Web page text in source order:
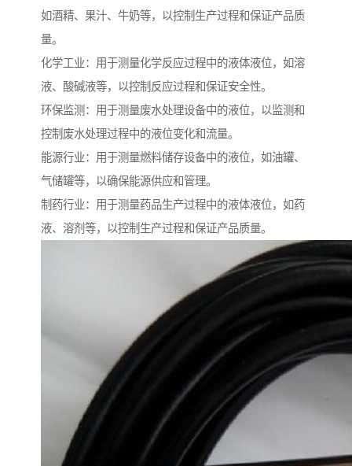
如酒精、果汁、牛奶等，以控制生产过程和保证产品质
量。
化学工业：用于测量化学反应过程中的液体液位，如溶
液、酸碱液等，以控制反应过程和保证安全性。
环保监测：用于测量废水处理设备中的液位，以监测和
控制废水处理过程中的液位变化和流量。
能源行业：用于测量燃料储存设备中的液位，如油罐、
气储罐等，以确保能源供应和管理。
制药行业：用于测量药品生产过程中的液体液位，如药
液、溶剂等，以控制生产过程和保证产品质量。